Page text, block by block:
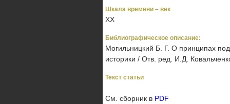
Шкала времени – век
XX
Библиографическое описание:
Могильницкий Б. Г. О принципах
историки / Отв. ред. И.Д.
Текст статьи
См. сборник в PDF